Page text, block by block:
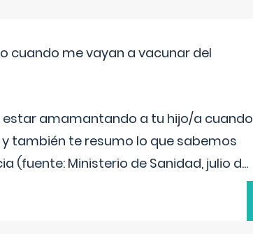
cuando me vayan a vacunar del
estar amamantando a tu hijo/a cuando
también te resumo lo que sabemos
(fuente: Ministerio de Sanidad, julio d...